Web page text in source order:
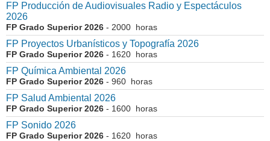
FP Producción de Audiovisuales Radio y Espectáculos
2026
FP Grado Superior 2026 - 2000 horas
FP Proyectos Urbanísticos y Topografía 2026
FP Grado Superior 2026 - 1620 horas
FP Química Ambiental 2026
FP Grado Superior 2026 - 960 horas
FP Salud Ambiental 2026
FP Grado Superior 2026 - 1600 horas
FP Sonido 2026
FP Grado Superior 2026 - 1620 horas